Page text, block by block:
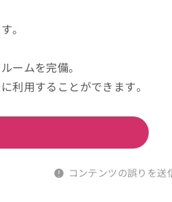
。
ームを完備。
利用することができます。
コンテンツの誤りを送